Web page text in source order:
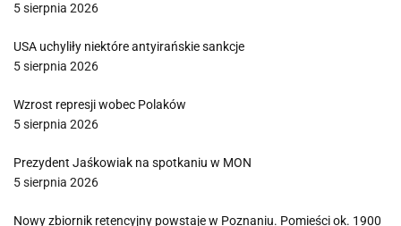
5 sierpnia 2026
USA uchyliły niektóre antyirańskie sankcje
5 sierpnia 2026
Wzrost represji wobec Polaków
5 sierpnia 2026
Prezydent Jaśkowiak na spotkaniu w MON
5 sierpnia 2026
Nowy zbiornik retencyjny powstaje w Poznaniu. Pomieści ok. 1900